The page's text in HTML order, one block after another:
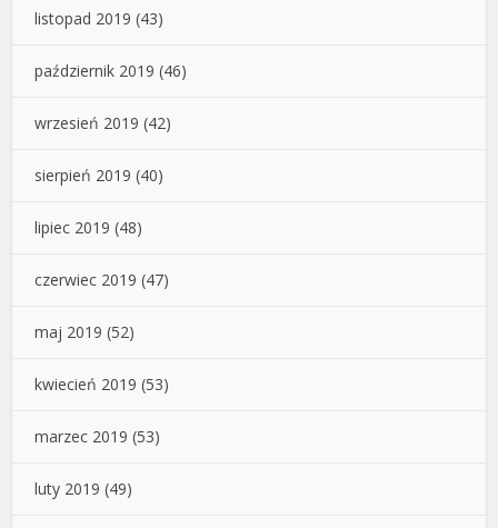
listopad 2019 (43)
październik 2019 (46)
wrzesień 2019 (42)
sierpień 2019 (40)
lipiec 2019 (48)
czerwiec 2019 (47)
maj 2019 (52)
kwiecień 2019 (53)
marzec 2019 (53)
luty 2019 (49)